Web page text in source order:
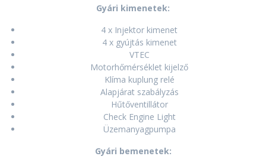
Gyári kimenetek:
4 x Injektor kimenet
4 x gyújtás kimenet
VTEC
Motorhőmérséklet kijelző
Klíma kuplung relé
Alapjárat szabályzás
Hűtőventillátor
Check Engine Light
Üzemanyagpumpa
Gyári bemenetek: